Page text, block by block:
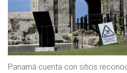
Panamá cuenta con sitios